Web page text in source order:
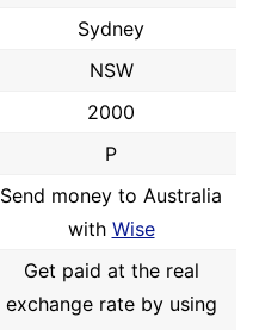
Sydney
NSW
2000
P
Send money to Australia
with Wise
Get paid at the real
exchange rate by using